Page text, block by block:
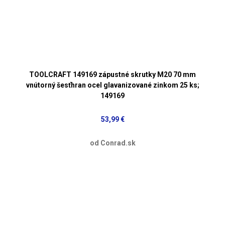
TOOLCRAFT 149169 zápustné skrutky M20 70 mm
vnútorný šesťhran ocel glavanizované zinkom 25 ks;
149169
53,99 €
od Conrad.sk